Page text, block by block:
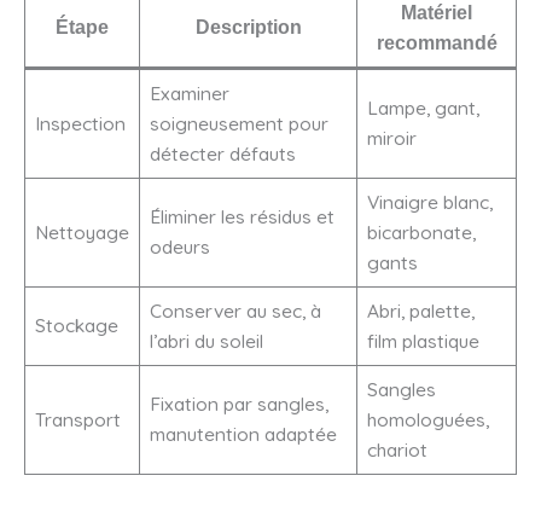
Étape Description
Matériel
recommandé
Inspection
Examiner
soigneusement pour
détecter défauts
Lampe, gant,
miroir
Nettoyage
Éliminer les résidus et
odeurs
Vinaigre blanc,
bicarbonate,
gants
Stockage
Conserver au sec, à
l’abri du soleil
Abri, palette,
film plastique
Transport
Fixation par sangles,
manutention adaptée
Sangles
homologuées,
chariot